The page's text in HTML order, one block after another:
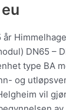
DN65 –
type BA
og
vil